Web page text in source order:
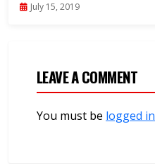
July 15, 2019
LEAVE A COMMENT
You must be logged in